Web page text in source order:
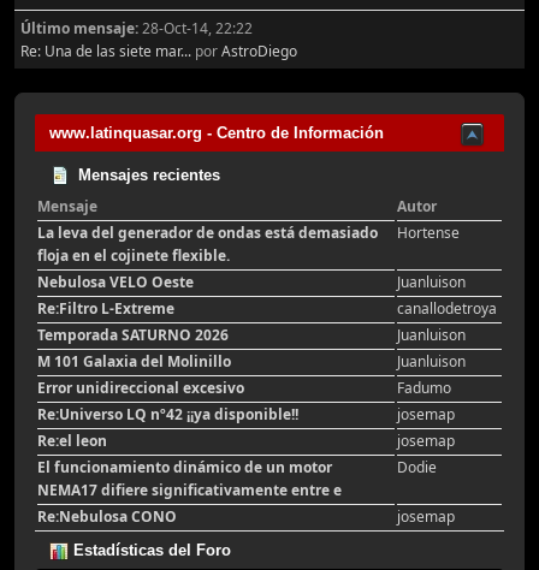
Último mensaje:28-Oct-14, 22:22
Re: Una de las siete mar... porAstroDiego
www.latinquasar.org - Centro de Información
Mensajes recientes
Mensaje
Autor
La leva del generador de ondas está demasiado
floja en el cojinete flexible.
Hortense
Nebulosa VELO Oeste
Juanluison
Re:Filtro L-Extreme
canallodetroya
Temporada SATURNO 2026
Juanluison
M 101 Galaxia del Molinillo
Juanluison
Error unidireccional excesivo
Fadumo
Re:Universo LQ nº42 ¡¡ya disponible!!
josemap
Re:el leon
josemap
El funcionamiento dinámico de un motor
NEMA17 difiere significativamente entre e
Dodie
Re:Nebulosa CONO josemap
Estadísticas del Foro